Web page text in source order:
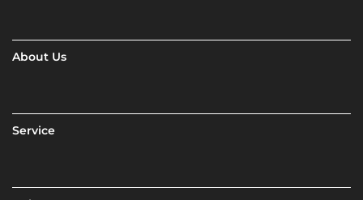
About Us
Service